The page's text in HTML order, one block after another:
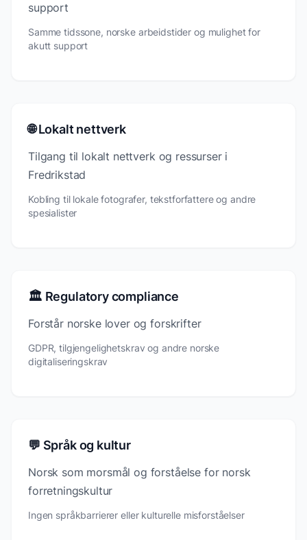
support
Samme tidssone, norske arbeidstider og mulighet for
akutt support
🌐 Lokalt nettverk
Tilgang til lokalt nettverk og ressurser i
Fredrikstad
Kobling til lokale fotografer, tekstforfattere og andre
spesialister
🏛️ Regulatory compliance
Forstår norske lover og forskrifter
GDPR, tilgjengelighetskrav og andre norske
digitaliseringskrav
💬 Språk og kultur
Norsk som morsmål og forståelse for norsk
forretningskultur
Ingen språkbarrierer eller kulturelle misforståelser